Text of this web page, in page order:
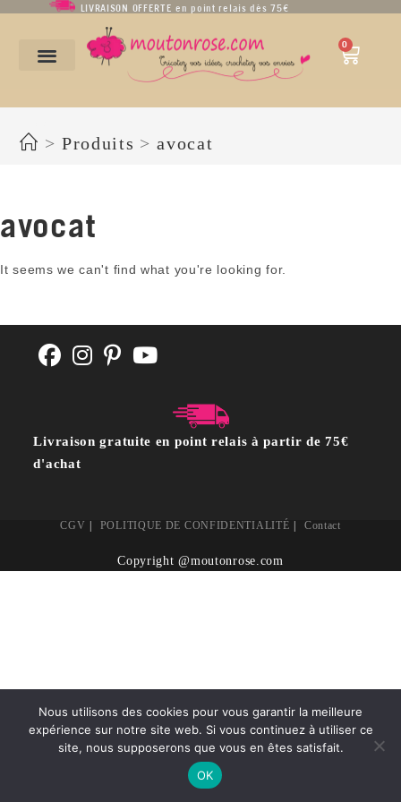
LIVRAISON OFFERTE en point relais dès 75€
0
> Produits > avocat
avocat
It seems we can't find what you're looking for.
Livraison gratuite en point relais à partir de 75€
d'achat
CGV POLITIQUE DE CONFIDENTIALITÉ Contact
Copyright @moutonrose.com
Nous utilisons des cookies pour vous garantir la meilleure
expérience sur notre site web. Si vous continuez à utiliser ce
site, nous supposerons que vous en êtes satisfait.
OK